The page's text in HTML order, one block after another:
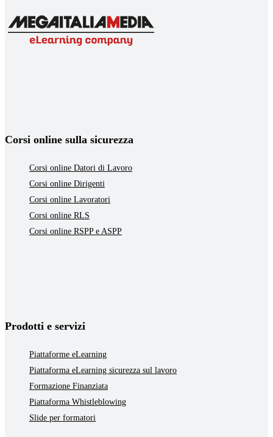
Corsi online sulla sicurezza
Corsi online Datori di Lavoro
Corsi online Dirigenti
Corsi online Lavoratori
Corsi online RLS
Corsi online RSPP e ASPP
Prodotti e servizi
Piattaforme eLearning
Piattaforma eLearning sicurezza sul lavoro
Formazione Finanziata
Piattaforma Whistleblowing
Slide per formatori